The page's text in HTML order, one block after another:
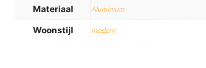
Materiaal Aluminium
Woonstijl modern